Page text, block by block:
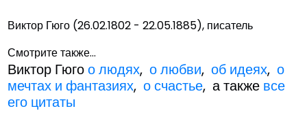
Виктор Гюго (26.02.1802 - 22.05.1885), писатель
Смотрите также...
Виктор Гюгоо людях,о любви,об идеях,о
мечтах и фантазиях,о счастье, а также все
его цитаты